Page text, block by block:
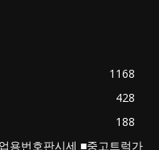
1168
428
188
용번호판시세 ■중고트럭가